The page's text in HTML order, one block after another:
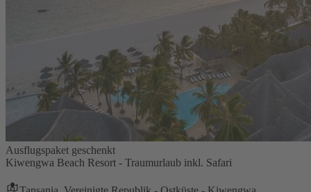
Ausflugspaket geschenkt
Kiwengwa Beach Resort - Traumurlaub inkl. Safari